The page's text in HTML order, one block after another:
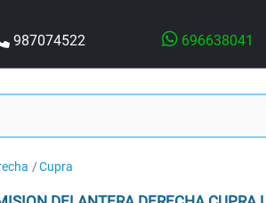
987074522 696638041
Cupra